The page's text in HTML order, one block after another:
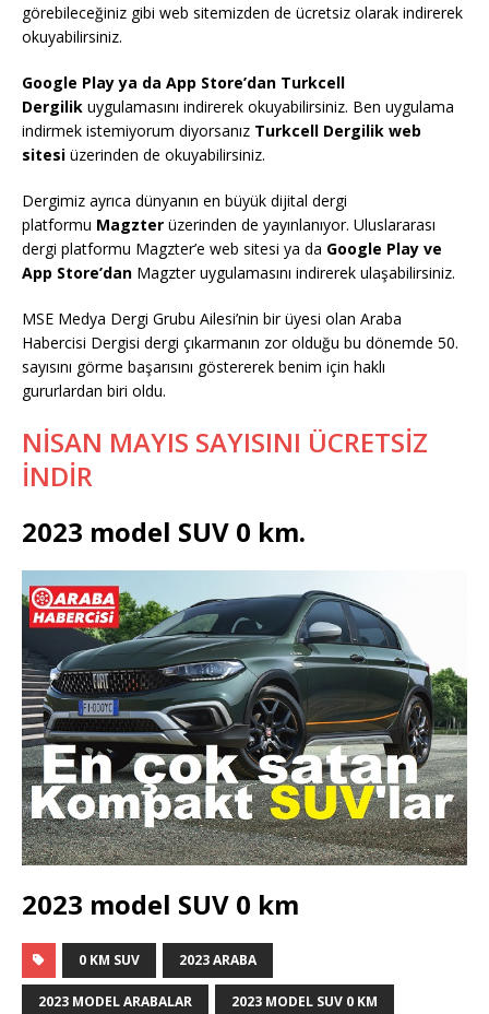
görebileceğiniz gibi web sitemizden de ücretsiz olarak indirerek
okuyabilirsiniz.
Google Play ya da App Store’dan Turkcell
Dergilik uygulamasını indirerek okuyabilirsiniz. Ben uygulama
indirmek istemiyorum diyorsanız Turkcell Dergilik web
sitesi üzerinden de okuyabilirsiniz.
Dergimiz ayrıca dünyanın en büyük dijital dergi
platformu Magzter üzerinden de yayınlanıyor. Uluslararası
dergi platformu Magzter’e web sitesi ya da Google Play ve
App Store’dan Magzter uygulamasını indirerek ulaşabilirsiniz.
MSE Medya Dergi Grubu Ailesi’nin bir üyesi olan Araba
Habercisi Dergisi dergi çıkarmanın zor olduğu bu dönemde 50.
sayısını görme başarısını göstererek benim için haklı
gururlardan biri oldu.
NİSAN MAYIS SAYISINI ÜCRETSİZ
İNDİR
2023 model SUV 0 km.
2023 model SUV 0 km
0 KM SUV 2023 ARABA
2023 MODEL ARABALAR 2023 MODEL SUV 0 KM